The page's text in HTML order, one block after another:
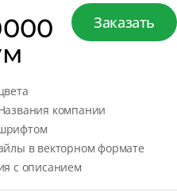
Заказать
компании
в векторном формате
с описанием